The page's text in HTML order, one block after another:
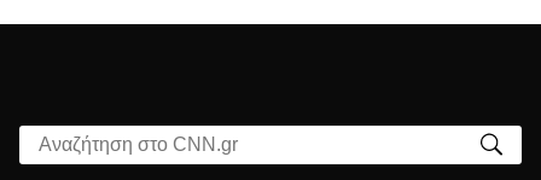
Αναζήτηση στο CNN.gr